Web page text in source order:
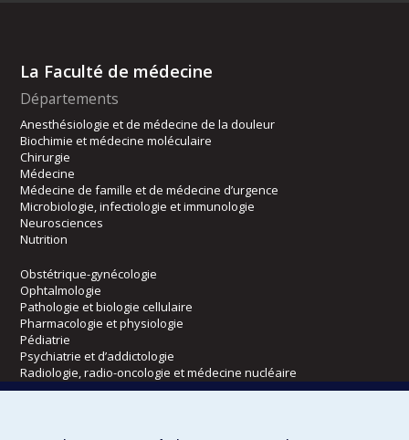
La Faculté de médecine
Départements
Anesthésiologie et de médecine de la douleur
Biochimie et médecine moléculaire
Chirurgie
Médecine
Médecine de famille et de médecine d’urgence
Microbiologie, infectiologie et immunologie
Neurosciences
Nutrition
Obstétrique-gynécologie
Ophtalmologie
Pathologie et biologie cellulaire
Pharmacologie et physiologie
Pédiatrie
Psychiatrie et d’addictologie
Radiologie, radio-oncologie et médecine nucléaire